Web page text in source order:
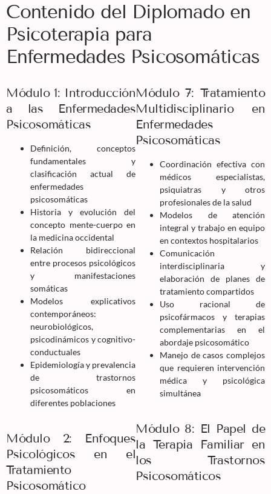
Contenido del Diplomado en
Psicoterapia para
Enfermedades Psicosomáticas
Módulo 1: Introducción
a las Enfermedades
Psicosomáticas
Definición, conceptos
fundamentales y
clasificación actual de
enfermedades
psicosomáticas
Historia y evolución del
concepto mente-cuerpo en
la medicina occidental
Relación bidireccional
entre procesos psicológicos
y manifestaciones
somáticas
Modelos explicativos
contemporáneos:
neurobiológicos,
psicodinámicos y cognitivo-
conductuales
Epidemiología y prevalencia
de trastornos
psicosomáticos en
diferentes poblaciones
Módulo 2: Enfoques
Psicológicos en el
Tratamiento
Psicosomático
Módulo 7: Tratamiento
Multidisciplinario en
Enfermedades
Psicosomáticas
Coordinación efectiva con
médicos especialistas,
psiquiatras y otros
profesionales de la salud
Modelos de atención
integral y trabajo en equipo
en contextos hospitalarios
Comunicación
interdisciplinaria y
elaboración de planes de
tratamiento compartidos
Uso racional de
psicofármacos y terapias
complementarias en el
abordaje psicosomático
Manejo de casos complejos
que requieren intervención
médica y psicológica
simultánea
Módulo 8: El Papel de
la Terapia Familiar en
los Trastornos
Psicosomáticos